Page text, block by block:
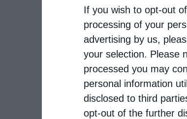
If you wish to opt-out
processing of your
advertising by us,
your selection. Please
processed you may
personal information
disclosed to third
opt-out of the further
Ανακομιδή των
Αθανασίου …